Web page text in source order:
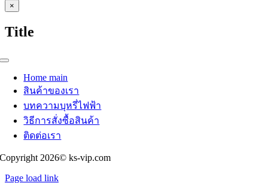
Close
product
view
×
Title
Toggle
NavigationHome main
สินค้าของเรา
บทความบุหรี่ไฟฟ้า
วิธีการสั่งซื้อสินค้า
ติดต่อเรา
Copyright 2026© ks-vip.com
Page load link